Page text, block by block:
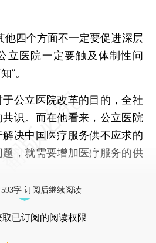
四个方面不一定要促进深层
立医院一定要触及体制性问
”。
公立医院改革的目的，全社
识。而在他看来，公立医院
决中国医疗服务供不应求的
，就需要增加医疗服务的供
字 订阅后继续阅读
取已订阅的阅读权限